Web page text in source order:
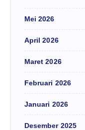
Mei 2026
April 2026
Maret 2026
Februari 2026
Januari 2026
Desember 2025